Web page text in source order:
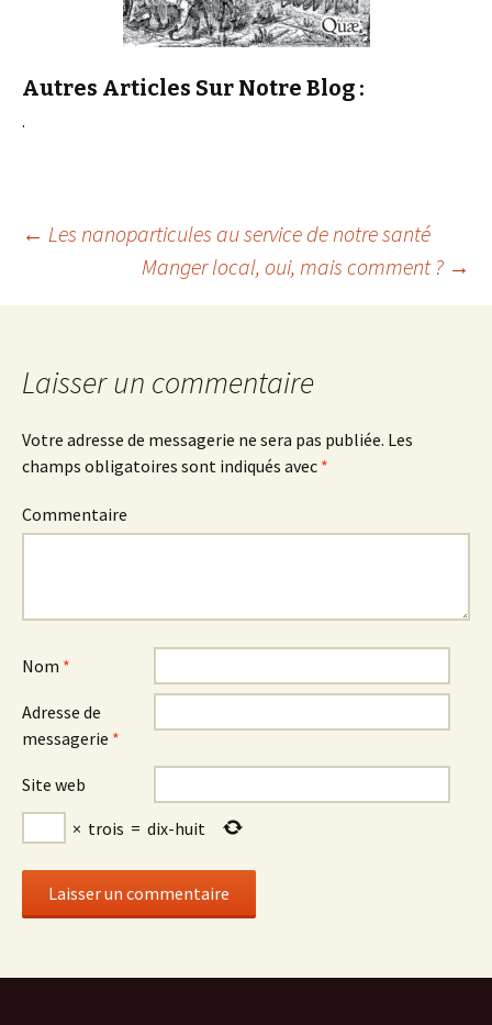
Autres Articles Sur Notre Blog :
.
Navigation
des
articles
← Les nanoparticules au service de notre santé
Manger local, oui, mais comment ? →
Laisser un commentaire
Votre adresse de messagerie ne sera pas publiée. Les
champs obligatoires sont indiqués avec *
Commentaire
Nom *
Adresse de
messagerie *
Site web
× trois = dix-huit